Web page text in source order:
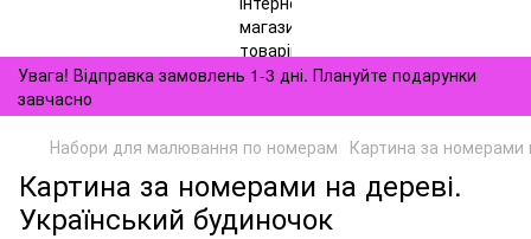
Увага! Відправка замовлень 1-3 дні. Плануйте подарунки
завчасно
Набори для малювання по номерам Картина за номерами
Картина за номерами на дереві.
Український будиночок